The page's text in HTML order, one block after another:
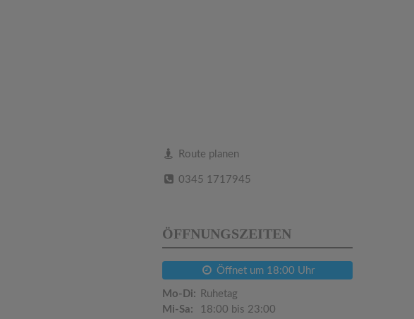
Route planen
0345 1717945
ÖFFNUNGSZEITEN
Öffnet um 18:00 Uhr
Mo-Di:
Ruhetag
Mi-Sa:
18:00 bis 23:00